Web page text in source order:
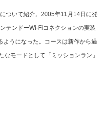
ついて紹介。2005年11月14日に発
テンドーWi-Fiコネクションの実装
ようになった。コースは新作から過
モードとして「ミッションラン」